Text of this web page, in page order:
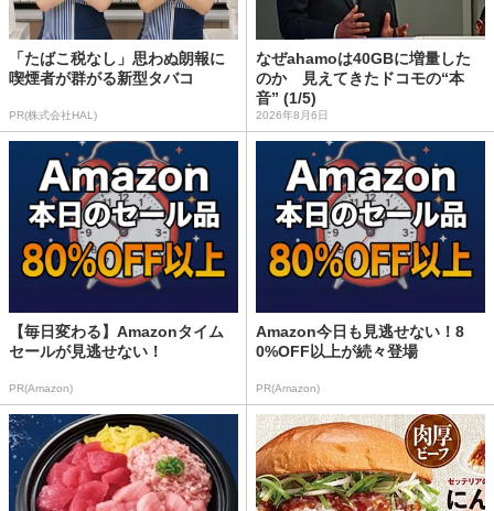
「たばこ税なし」思わぬ朗報に
喫煙者が群がる新型タバコ
PR(株式会社HAL)
なぜahamoは40GBに増量した
のか 見えてきたドコモの“本
音” (1/5)
2026年8月6日
【毎日変わる】Amazonタイム
セールが見逃せない！
PR(Amazon)
Amazon今日も見逃せない！8
0%OFF以上が続々登場
PR(Amazon)